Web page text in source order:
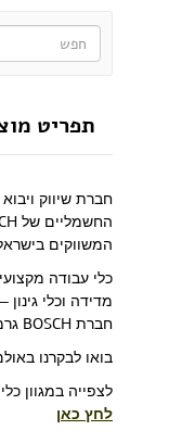
תפריט
חברת שיווק
החשמליים של
המשווקים
כלי עבודה
מדידה וכלי
חברת BOSCH
בואו לבקרנו
לצפייה במגוון
לחץ כאן